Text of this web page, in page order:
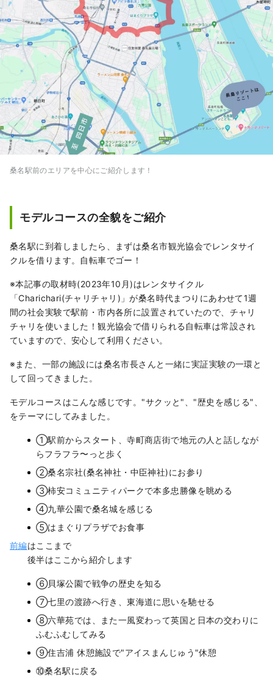
桑名駅前のエリアを中心にご紹介します！
モデルコースの全貌をご紹介
桑名駅に到着しましたら、まずは桑名市観光協会でレンタサイ
クルを借ります。自転車でゴー！
※本記事の取材時(2023年10月)はレンタサイクル
「Charichari(チャリチャリ)」が桑名時代まつりにあわせて1週
間の社会実験で駅前・市内各所に設置されていたので、チャリ
チャリを使いました！観光協会で借りられる自転車は常設され
ていますので、安心して利用ください。
※また、一部の施設には桑名市長さんと一緒に実証実験の一環と
して回ってきました。
モデルコースはこんな感じです。"サクッと"、"歴史を感じる"、
をテーマにしてみました。
①駅前からスタート、寺町商店街で地元の人と話しなが
らフラフラ〜っと歩く
②桑名宗社(桑名神社・中臣神社)にお参り
③柿安コミュニティパークで本多忠勝像を眺める
④九華公園で桑名城を感じる
⑤はまぐりプラザでお食事
前編はここまで
後半はここから紹介します
⑥貝塚公園で戦争の歴史を知る
⑦七里の渡跡へ行き、東海道に思いを馳せる
⑧六華苑では、また一風変わって英国と日本の交わりに
ふむふむしてみる
⑨住吉浦 休憩施設で"アイスまんじゅう"休憩
⑩桑名駅に戻る